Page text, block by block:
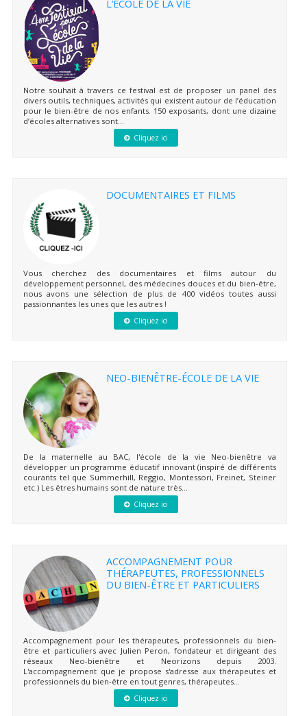
L’ÉCOLE DE LA VIE
Notre souhait à travers ce festival est de proposer un panel des
divers outils, techniques, activités qui existent autour de l’éducation
pour le bien-être de nos enfants. 150 exposants, dont une dizaine
d’écoles alternatives sont...
Cliquez ici
DOCUMENTAIRES ET FILMS
Vous cherchez des documentaires et films autour du
développement personnel, des médecines douces et du bien-être,
nous avons une sélection de plus de 400 vidéos toutes aussi
passionnantes les unes que les autres !
Cliquez ici
NEO-BIENÊTRE-ÉCOLE DE LA VIE
De la maternelle au BAC, l'école de la vie Neo-bienêtre va
développer un programme éducatif innovant (inspiré de différents
courants tel que Summerhill, Reggio, Montessori, Freinet, Steiner
etc.) Les êtres humains sont de nature très...
Cliquez ici
ACCOMPAGNEMENT POUR
THÉRAPEUTES, PROFESSIONNELS
DU BIEN-ÊTRE ET PARTICULIERS
Accompagnement pour les thérapeutes, professionnels du bien-
être et particuliers avec Julien Peron, fondateur et dirigeant des
réseaux Neo-bienêtre et Neorizons depuis 2003.
L'accompagnement que je propose s'adresse aux thérapeutes et
professionnels du bien-être en tout genres, thérapeutes...
Cliquez ici